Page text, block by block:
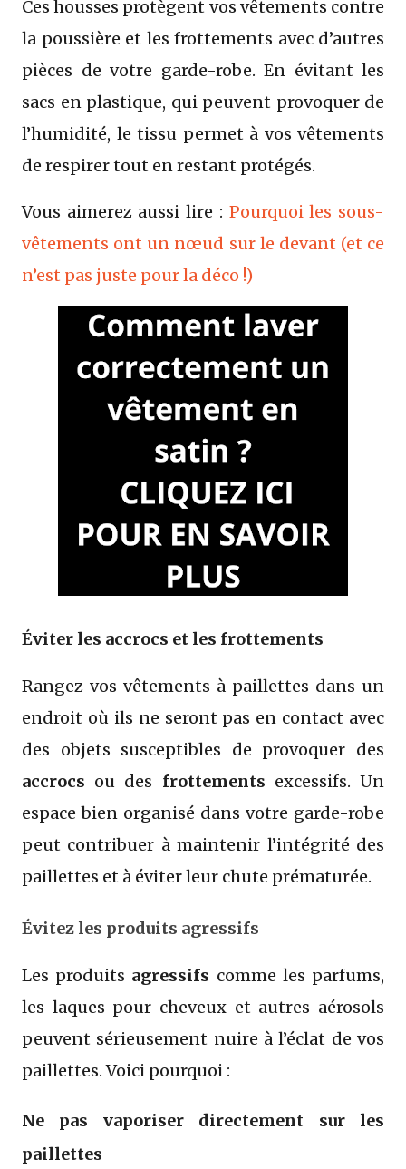
Ces housses protègent vos vêtements contre
la poussière et les frottements avec d’autres
pièces de votre garde-robe. En évitant les
sacs en plastique, qui peuvent provoquer de
l’humidité, le tissu permet à vos vêtements
de respirer tout en restant protégés.
Vous aimerez aussi lire : Pourquoi les sous-
vêtements ont un nœud sur le devant (et ce
n’est pas juste pour la déco !)
Éviter les accrocs et les frottements
Rangez vos vêtements à paillettes dans un
endroit où ils ne seront pas en contact avec
des objets susceptibles de provoquer des
accrocs ou des frottements excessifs. Un
espace bien organisé dans votre garde-robe
peut contribuer à maintenir l’intégrité des
paillettes et à éviter leur chute prématurée.
Évitez les produits agressifs
Les produits agressifs comme les parfums,
les laques pour cheveux et autres aérosols
peuvent sérieusement nuire à l’éclat de vos
paillettes. Voici pourquoi :
Ne pas vaporiser directement sur les
paillettes